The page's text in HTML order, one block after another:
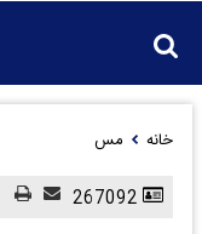
خانه مس